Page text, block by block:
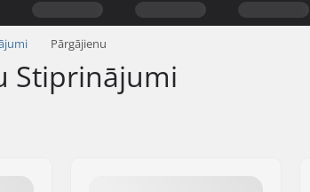
Pārgājienu
Stiprinājumi